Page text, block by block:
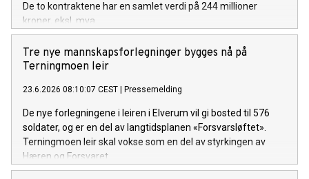
De to kontraktene har en samlet verdi på 244 millioner
kroner, eksl. mva.
Tre nye mannskapsforlegninger bygges nå på
Terningmoen leir
23.6.2026 08:10:07 CEST Pressemelding
De nye forlegningene i leiren i Elverum vil gi bosted til 576
soldater, og er en del av langtidsplanen «Forsvarsløftet».
Terningmoen leir skal vokse som en del av styrkingen av
Hæren og Forsvaret.